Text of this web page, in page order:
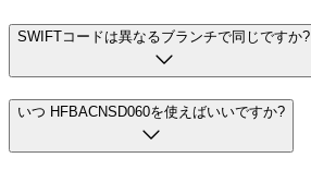
SWIFTコードは異なるブランチで同じですか?
いつ HFBACNSD060を使えばいいですか?